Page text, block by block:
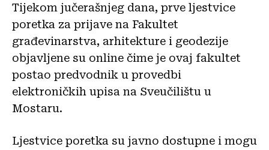
Tijekom jučerašnjeg dana, prve ljestvice
poretka za prijave na Fakultet
građevinarstva, arhitekture i geodezije
objavljene su online čime je ovaj fakultet
postao predvodnik u provedbi
elektroničkih upisa na Sveučilištu u
Mostaru.
Ljestvice poretka su javno dostupne i mogu